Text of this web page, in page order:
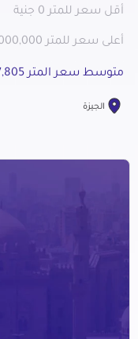
أقل سعر للمتر 0 جنية
أعلى سعر للمتر 225,000,000 جنية
متوسط سعر المتر 227,805 جنية
الجيزة